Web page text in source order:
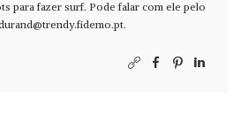
para fazer surf. Pode falar com ele pelo
.